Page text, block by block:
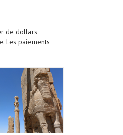
de dollars
Les paiements